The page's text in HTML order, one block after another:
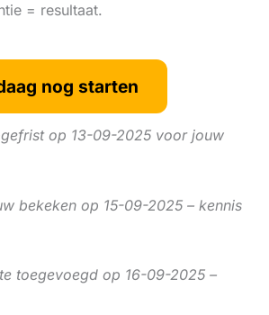
= resultaat.
nog starten
op 13-09-2025 voor jouw
bekeken op 15-09-2025 – kennis
toegevoegd op 16-09-2025 –